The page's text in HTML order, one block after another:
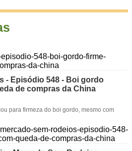
- Episódio 548 - Boi gordo
de compras da China
para firmeza do boi gordo, mesmo com